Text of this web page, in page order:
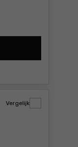
Vergelijk